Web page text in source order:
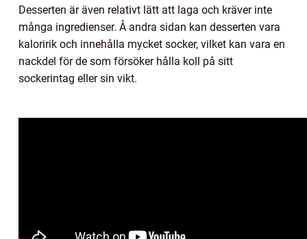
Desserten är även relativt lätt att laga och kräver inte
många ingredienser. Å andra sidan kan desserten vara
kaloririk och innehålla mycket socker, vilket kan vara en
nackdel för de som försöker hålla koll på sitt
sockerintag eller sin vikt.